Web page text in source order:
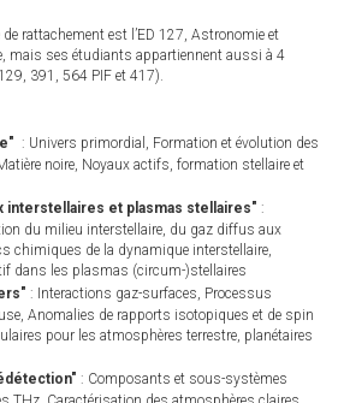
rattachement est l’ED 127, Astronomie et
mais ses étudiants appartiennent aussi à 4
391, 564 PIF et 417).
: Univers primordial, Formation et évolution des
noire, Noyaux actifs, formation stellaire et
interstellaires et plasmas stellaires" :
du milieu interstellaire, du gaz diffus aux
chimiques de la dynamique interstellaire,
dans les plasmas (circum-)stellaires
: Interactions gaz-surfaces, Processus
Anomalies de rapports isotopiques et de spin
pour les atmosphères terrestre, planétaires
: Composants et sous-systèmes